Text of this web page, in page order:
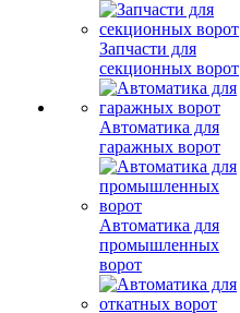
Запчасти для
секционных ворот
Автоматика для
гаражных ворот
Автоматика для
промышленных
ворот